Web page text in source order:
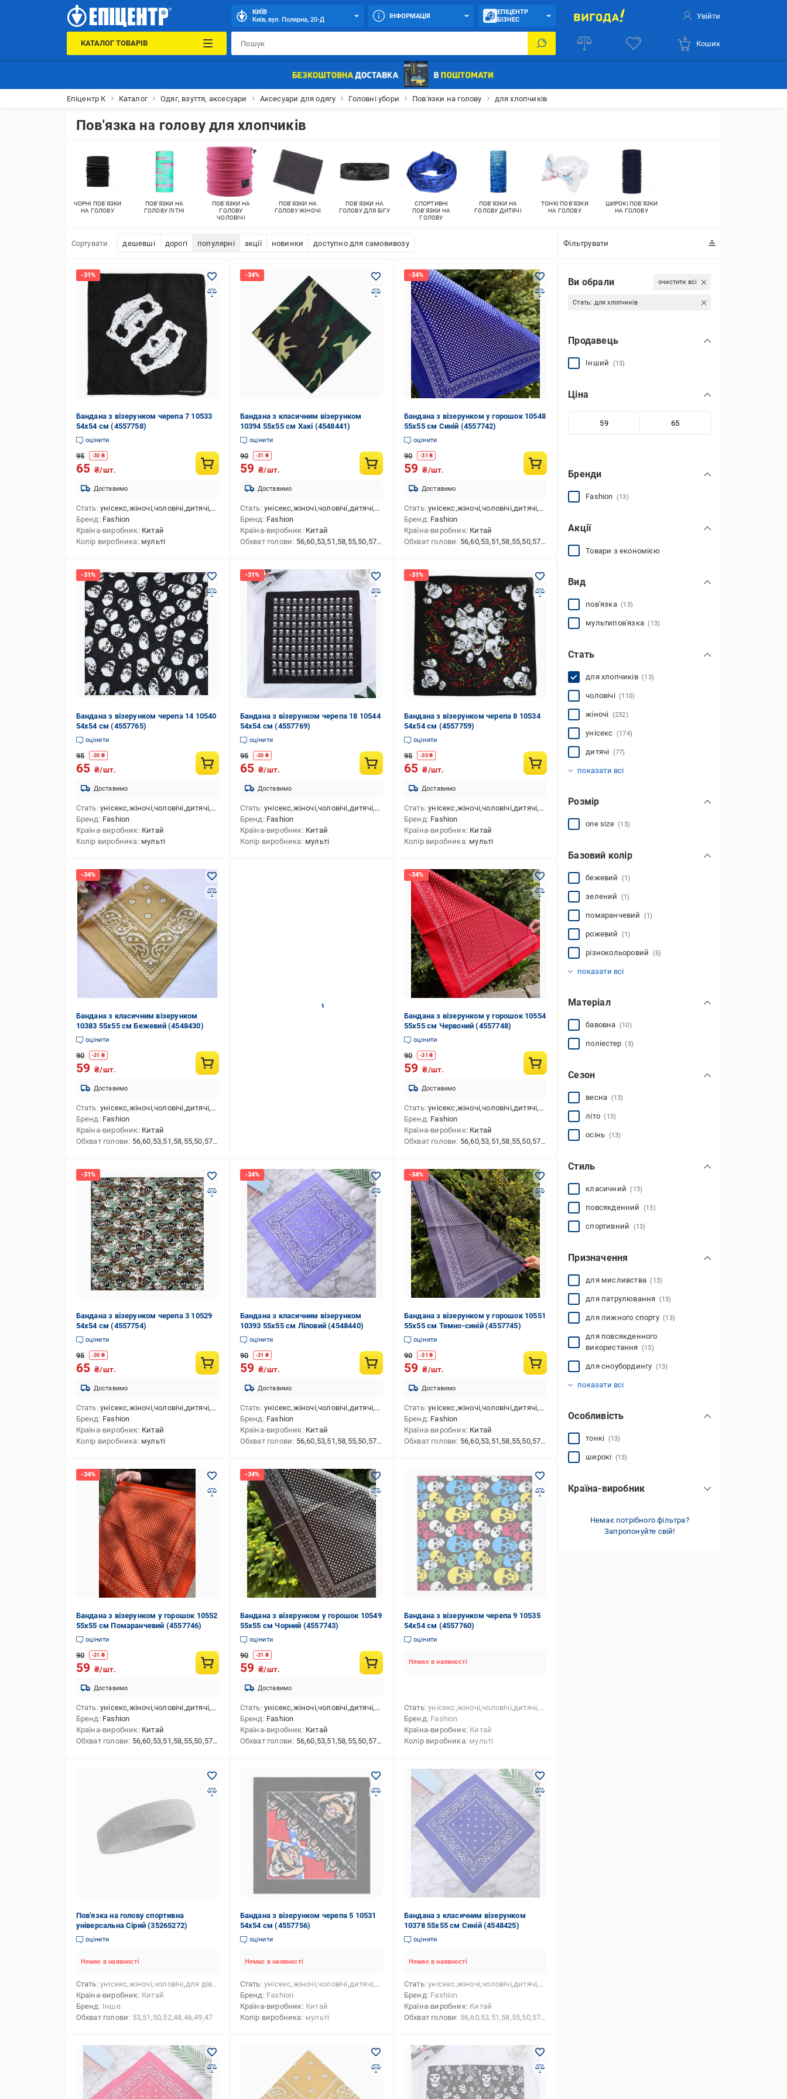
КИЇВ
Київ, вул. Полярна, 20-Д
ІНФОРМАЦІЯ
ЕПІЦЕНТР
БІЗНЕС
Увійти
КАТАЛОГ ТОВАРІВ Кошик
Епіцентр К Каталог Одяг, взуття, аксесуари Аксесуари для одягу Головні убори Пов'язки на голову для хлопчиків
Пов'язка на голову для хлопчиків
ЧОРНІ ПОВ'ЯЗКИ
НА ГОЛОВУ
ПОВ'ЯЗКИ НА
ГОЛОВУ ЛІТНІ
ПОВ'ЯЗКИ НА
ГОЛОВУ
ЧОЛОВІЧІ
ПОВ'ЯЗКИ НА
ГОЛОВУ ЖІНОЧІ
ПОВ'ЯЗКИ НА
ГОЛОВУ ДЛЯ БІГУ
СПОРТИВНІ
ПОВ'ЯЗКИ НА
ГОЛОВУ
ПОВ'ЯЗКИ НА
ГОЛОВУ ДИТЯЧІ
ТОНКІ ПОВ'ЯЗКИ
НА ГОЛОВУ
ШИРОКІ ПОВ'ЯЗКИ
НА ГОЛОВУ
Сортувати дешевші дорогі популярні акції новинки доступно для самовивозу Фільтрувати
Бандана з візерунком черепа 7 10533
54х54 см (4557758)
оцінити
95 -30 ₴
65 ₴/шт.
Доставимо
Стать унісекс,жіночі,чоловічі,дитячі,для дівчаток,для хлопчиків
Бренд Fashion
Країна-виробник Китай
Колір виробника мульті
Бандана з класичним візерунком
10394 55х55 см Хакі (4548441)
оцінити
90 -31 ₴
59 ₴/шт.
Доставимо
Стать унісекс,жіночі,чоловічі,дитячі,для дівчаток,для хлопчиків
Бренд Fashion
Країна-виробник Китай
Обхват голови 56,60,53,51,58,55,50,57,54,59,52,48,46,49,47
Бандана з візерунком у горошок 10548
55х55 см Синій (4557742)
оцінити
90 -31 ₴
59 ₴/шт.
Доставимо
Стать унісекс,жіночі,чоловічі,дитячі,для дівчаток,для хлопчиків
Бренд Fashion
Країна-виробник Китай
Обхват голови 56,60,53,51,58,55,50,57,54,59,52,48,46,49,47
Бандана з візерунком черепа 14 10540
54х54 см (4557765)
оцінити
95 -30 ₴
65 ₴/шт.
Доставимо
Стать унісекс,жіночі,чоловічі,дитячі,для дівчаток,для хлопчиків
Бренд Fashion
Країна-виробник Китай
Колір виробника мульті
Бандана з візерунком черепа 18 10544
54х54 см (4557769)
оцінити
95 -30 ₴
65 ₴/шт.
Доставимо
Стать унісекс,жіночі,чоловічі,дитячі,для дівчаток,для хлопчиків
Бренд Fashion
Країна-виробник Китай
Колір виробника мульті
Бандана з візерунком черепа 8 10534
54х54 см (4557759)
оцінити
95 -30₴
65 ₴/шт.
Доставимо
Стать унісекс,жіночі,чоловічі,дитячі,для дівчаток,для хлопчиків
Бренд Fashion
Країна-виробник Китай
Колір виробника мульті
Бандана з класичним візерунком
10383 55х55 см Бежевий (4548430)
оцінити
90 -31 ₴
59 ₴/шт.
Доставимо
Стать унісекс,жіночі,чоловічі,дитячі,для дівчаток,для хлопчиків
Бренд Fashion
Країна-виробник Китай
Обхват голови 56,60,53,51,58,55,50,57,54,59,52,48,46,49,47
Бандана з візерунком у горошок 10554
55х55 см Червоний (4557748)
оцінити
90 -31 ₴
59 ₴/шт.
Доставимо
Стать унісекс,жіночі,чоловічі,дитячі,для дівчаток,для хлопчиків
Бренд Fashion
Країна-виробник Китай
Обхват голови 56,60,53,51,58,55,50,57,54,59,52,48,46,49,47
Бандана з візерунком черепа 3 10529
54х54 см (4557754)
оцінити
95 -30 ₴
65 ₴/шт.
Доставимо
Стать унісекс,жіночі,чоловічі,дитячі,для дівчаток,для хлопчиків
Бренд Fashion
Країна-виробник Китай
Колір виробника мульті
Бандана з класичним візерунком
10393 55х55 см Ліловий (4548440)
оцінити
90 -31 ₴
59 ₴/шт.
Доставимо
Стать унісекс,жіночі,чоловічі,дитячі,для дівчаток,для хлопчиків
Бренд Fashion
Країна-виробник Китай
Обхват голови 56,60,53,51,58,55,50,57,54,59,52,48,46,49,47
Бандана з візерунком у горошок 10551
55х55 см Темно-синій (4557745)
оцінити
90 -31 ₴
59 ₴/шт.
Доставимо
Стать унісекс,жіночі,чоловічі,дитячі,для дівчаток,для хлопчиків
Бренд Fashion
Країна-виробник Китай
Обхват голови 56,60,53,51,58,55,50,57,54,59,52,48,46,49,47
Бандана з візерунком у горошок 10552
55х55 см Помаранчевий (4557746)
оцінити
90 -31 ₴
59 ₴/шт.
Доставимо
Стать унісекс,жіночі,чоловічі,дитячі,для дівчаток,для хлопчиків
Бренд Fashion
Країна-виробник Китай
Обхват голови 56,60,53,51,58,55,50,57,54,59,52,48,46,49,47
Бандана з візерунком у горошок 10549
55х55 см Чорний (4557743)
оцінити
90 -31 ₴
59 ₴/шт.
Доставимо
Стать унісекс,жіночі,чоловічі,дитячі,для дівчаток,для хлопчиків
Бренд Fashion
Країна-виробник Китай
Обхват голови 56,60,53,51,58,55,50,57,54,59,52,48,46,49,47
Бандана з візерунком черепа 9 10535
54х54 см (4557760)
оцінити
Немає в наявності
Стать унісекс,жіночі,чоловічі,дитячі,для дівчаток,для хлопчиків
Бренд Fashion
Країна-виробник Китай
Колір виробника мульті
Пов'язка на голову спортивна
універсальна Сірий (35265272)
оцінити
Немає в наявності
Стать унісекс,жіночі,чоловічі,для дівчаток,для хлопчиків
Країна-виробник Китай
Бренд Інше
Обхват голови 53,51,50,52,48,46,49,47
Бандана з візерунком черепа 5 10531
54х54 см (4557756)
оцінити
Немає в наявності
Стать унісекс,жіночі,чоловічі,дитячі,для дівчаток,для хлопчиків
Бренд Fashion
Країна-виробник Китай
Колір виробника мульті
Бандана з класичним візерунком
10378 55х55 см Синій (4548425)
оцінити
Немає в наявності
Стать унісекс,жіночі,чоловічі,дитячі,для дівчаток,для хлопчиків
Бренд Fashion
Країна-виробник Китай
Обхват голови 56,60,53,51,58,55,50,57,54,59,52,48,46,49,47
Ви обрали очистити всі
Стать: для хлопчиків
Продавець
Інший (13)
Ціна
Бренди
Fashion (13)
Акції
Товари з економією
Вид
пов'язка(13)
мультипов'язка(13)
Стать
для хлопчиків(13)
чоловічі(110)
жіночі (232)
унісекс (174)
дитячі (77)
показати всі
Розмір
one size(13)
Базовий колір
бежевий (1)
зелений (1)
помаранчевий (1)
рожевий (1)
різнокольоровий (5)
показати всі
Матеріал
бавовна (10)
поліестер(3)
Сезон
весна (13)
літо(13)
осінь (13)
Стиль
класичний(13)
повсякденний (13)
спортивний (13)
Призначення
для мисливства(13)
для патрулювання (13)
для лижного спорту(13)
для повсякденного
використання (13)
для сноубордингу (13)
показати всі
Особливість
тонкі (13)
широкі (13)
Країна-виробник
Немає потрібного фільтра?
Запропонуйте свій!